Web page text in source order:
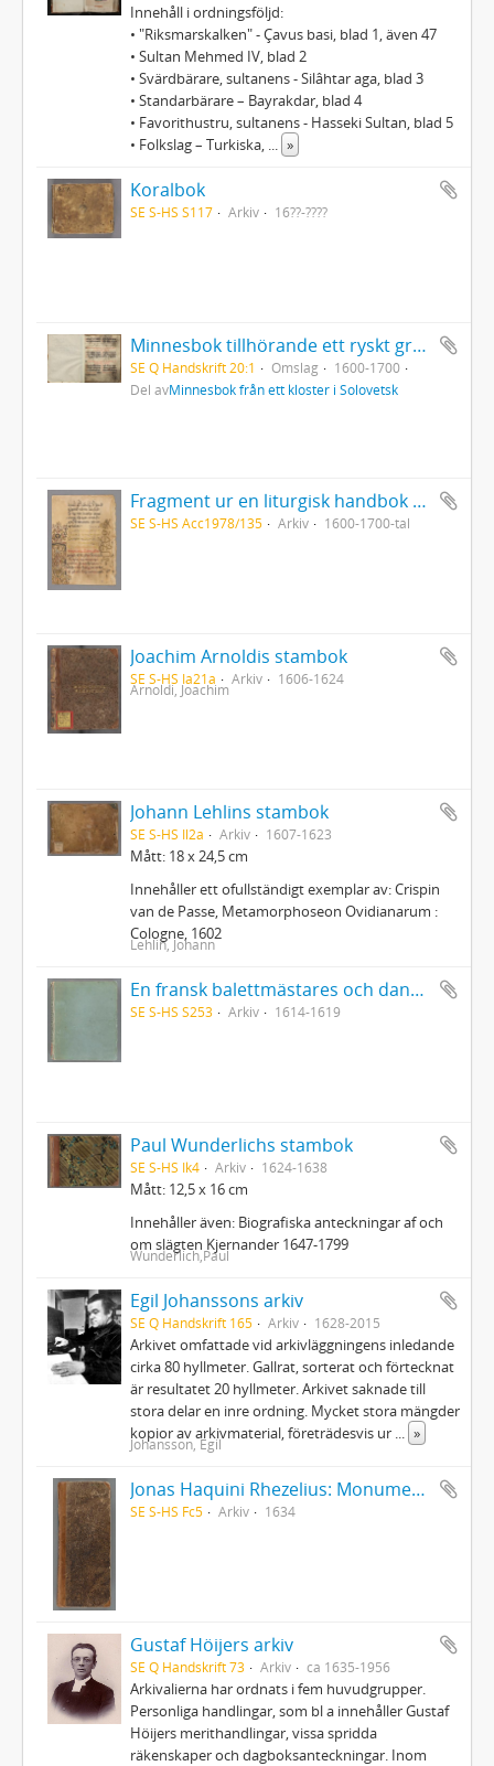
Innehåll i ordningsföljd:
• "Riksmarskalken" - Çavus basi, blad 1, även 47
• Sultan Mehmed IV, blad 2
• Svärdbärare, sultanens - Silâhtar aga, blad 3
• Standarbärare – Bayrakdar, blad 4
• Favorithustru, sultanens - Hasseki Sultan, blad 5
• Folkslag – Turkiska,
»
Koralbok
SE S-HS S117 Arkiv 16??-????
Minnesbok tillhörande ett ryskt grekisk-ortodoxt kloster i Solovetsk
SE Q Handskrift 20:1 Omslag
1600-1700
Del avMinnesbok från ett kloster i Solovetsk
Fragment ur en liturgisk handbok gällande för den grekisk-ortodoxa kyrkan
SE S-HS Acc1978/135 Arkiv 1600-1700-tal
Joachim Arnoldis stambok
SE S-HS Ia21a Arkiv 1606-1624
Arnoldi, Joachim
Johann Lehlins stambok
SE S-HS Il2a Arkiv 1607-1623
Mått: 18 x 24,5 cm
Innehåller ett ofullständigt exemplar av: Crispin
van de Passe, Metamorphoseon Ovidianarum :
Cologne, 1602
Lehlin, Johann
En fransk balettmästares och danslärares i Bruxelles 1614-19 anteckningsbok
SE S-HS S253 Arkiv 1614-1619
Paul Wunderlichs stambok
SE S-HS Ik4 Arkiv 1624-1638
Mått: 12,5 x 16 cm
Innehåller även: Biografiska anteckningar af och
om slägten Kjernander 1647-1799
Wunderlich,Paul
Egil Johanssons arkiv
SE Q Handskrift 165 Arkiv 1628-2015
Arkivet omfattade vid arkivläggningens inledande
cirka 80 hyllmeter. Gallrat, sorterat och förtecknat
är resultatet 20 hyllmeter. Arkivet saknade till
stora delar en inre ordning. Mycket stora mängder
kopior av arkivmaterial, företrädesvis ur
»
Johansson, Egil
Jonas Haquini Rhezelius: Monumenta runica in Ölandia comitatu Regni Sveciæ Gothiaquæ
SE S-HS Fc5 Arkiv 1634
Gustaf Höijers arkiv
SE Q Handskrift 73 Arkiv ca 1635-1956
Arkivalierna har ordnats i fem huvudgrupper.
Personliga handlingar, som bl a innehåller Gustaf
Höijers merithandlingar, vissa spridda
räkenskaper och dagboksanteckningar. Inom